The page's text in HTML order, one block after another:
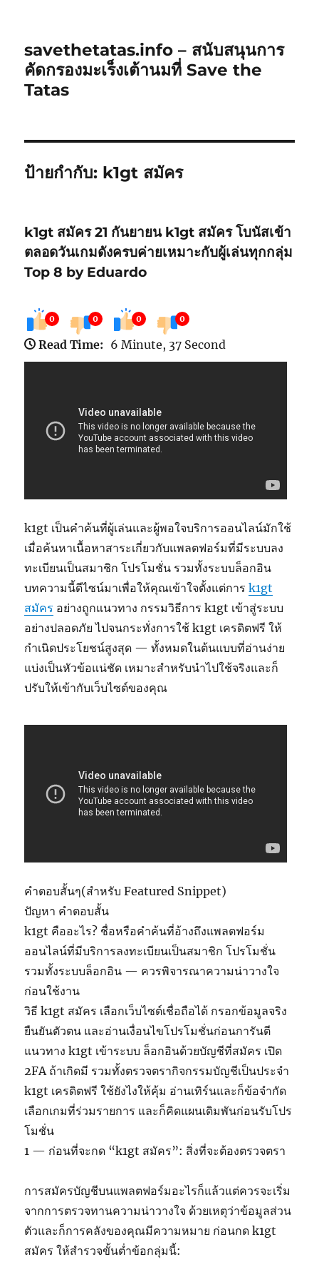
savethetatas.info – สนับสนุนการ
คัดกรองมะเร็งเต้านมที่ Save the
Tatas
ป้ายกำกับ: k1gt สมัคร
k1gt สมัคร 21 กันยายน k1gt สมัคร โบนัสเข้า
ตลอดวันเกมดังครบค่ายเหมาะกับผู้เล่นทุกกลุ่ม
Top 8 by Eduardo
0 0 0 0
Read Time: 6 Minute, 37 Second
k1gt เป็นคำค้นที่ผู้เล่นและผู้พอใจบริการออนไลน์มักใช้
เมื่อค้นหาเนื้อหาสาระเกี่ยวกับแพลตฟอร์มที่มีระบบลง
ทะเบียนเป็นสมาชิก โปรโมชั่น รวมทั้งระบบล็อกอิน
บทความนี้ดีไซน์มาเพื่อให้คุณเข้าใจตั้งแต่การk1gt
สมัคร อย่างถูกแนวทาง กรรมวิธีการ k1gt เข้าสู่ระบบ
อย่างปลอดภัย ไปจนกระทั่งการใช้ k1gt เครดิตฟรี ให้
กำเนิดประโยชน์สูงสุด — ทั้งหมดในต้นแบบที่อ่านง่าย
แบ่งเป็นหัวข้อแน่ชัด เหมาะสำหรับนำไปใช้จริงและก็
ปรับให้เข้ากับเว็บไซต์ของคุณ
คำตอบสั้นๆ(สำหรับ Featured Snippet)
ปัญหา คำตอบสั้น
k1gt คืออะไร? ชื่อหรือคำค้นที่อ้างถึงแพลตฟอร์ม
ออนไลน์ที่มีบริการลงทะเบียนเป็นสมาชิก โปรโมชั่น
รวมทั้งระบบล็อกอิน — ควรพิจารณาความน่าวางใจ
ก่อนใช้งาน
วิธี k1gt สมัคร เลือกเว็บไซต์เชื่อถือได้ กรอกข้อมูลจริง
ยืนยันตัวตน และอ่านเงื่อนไขโปรโมชั่นก่อนการันตี
แนวทาง k1gt เข้าระบบ ล็อกอินด้วยบัญชีที่สมัคร เปิด
2FA ถ้าเกิดมี รวมทั้งตรวจตรากิจกรรมบัญชีเป็นประจำ
k1gt เครดิตฟรี ใช้ยังไงให้คุ้ม อ่านเทิร์นและก็ข้อจำกัด
เลือกเกมที่ร่วมรายการ และก็คิดแผนเดิมพันก่อนรับโปร
โมชั่น
1 — ก่อนที่จะกด “k1gt สมัคร”: สิ่งที่จะต้องตรวจตรา
การสมัครบัญชีบนแพลตฟอร์มอะไรก็แล้วแต่ควรจะเริ่ม
จากการตรวจทานความน่าวางใจ ด้วยเหตุว่าข้อมูลส่วน
ตัวและก็การคลังของคุณมีความหมาย ก่อนกด k1gt
สมัคร ให้สำรวจขั้นต่ำข้อกลุ่มนี้: